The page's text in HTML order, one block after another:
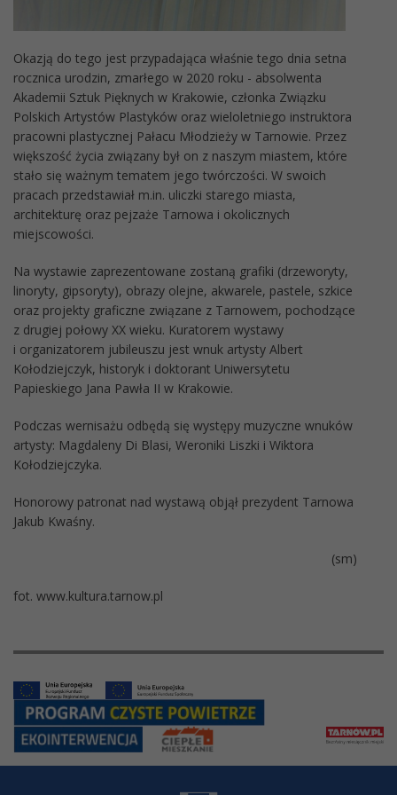
Okazją do tego jest przypadająca właśnie tego dnia setna
rocznica urodzin, zmarłego w 2020 roku - absolwenta
Akademii Sztuk Pięknych w Krakowie, członka Związku
Polskich Artystów Plastyków oraz wieloletniego instruktora
pracowni plastycznej Pałacu Młodzieży w Tarnowie. Przez
większość życia związany był on z naszym miastem, które
stało się ważnym tematem jego twórczości. W swoich
pracach przedstawiał m.in. uliczki starego miasta,
architekturę oraz pejzaże Tarnowa i okolicznych
miejscowości.
Na wystawie zaprezentowane zostaną grafiki (drzeworyty,
linoryty, gipsoryty), obrazy olejne, akwarele, pastele, szkice
oraz projekty graficzne związane z Tarnowem, pochodzące
z drugiej połowy XX wieku. Kuratorem wystawy
i organizatorem jubileuszu jest wnuk artysty Albert
Kołodziejczyk, historyk i doktorant Uniwersytetu
Papieskiego Jana Pawła II w Krakowie.
Podczas wernisażu odbędą się występy muzyczne wnuków
artysty: Magdaleny Di Blasi, Weroniki Liszki i Wiktora
Kołodziejczyka.
Honorowy patronat nad wystawą objął prezydent Tarnowa
Jakub Kwaśny.
(sm)
fot. www.kultura.tarnow.pl